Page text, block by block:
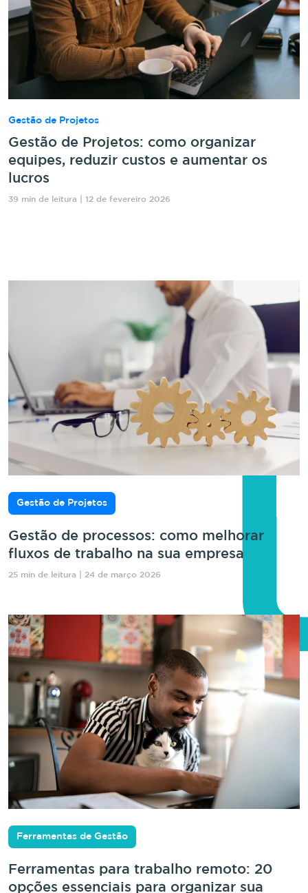
Gestão de Projetos
Gestão de Projetos: como organizar
equipes, reduzir custos e aumentar os
lucros
39 min de leitura | 12 de fevereiro 2026
Gestão de Projetos
Gestão de processos: como melhorar
fluxos de trabalho na sua empresa
25 min de leitura | 24 de março 2026
Ferramentas de Gestão
Ferramentas para trabalho remoto: 20
opções essenciais para organizar sua